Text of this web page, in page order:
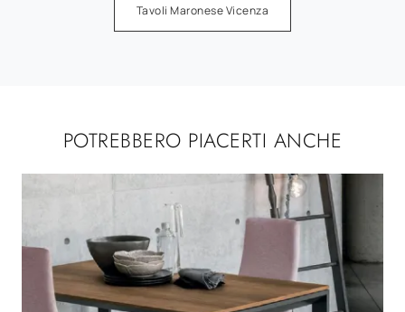
Tavoli Maronese Vicenza
POTREBBERO PIACERTI ANCHE